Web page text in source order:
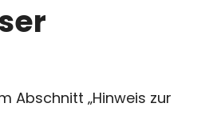
Abschnitt „Hinweis zur